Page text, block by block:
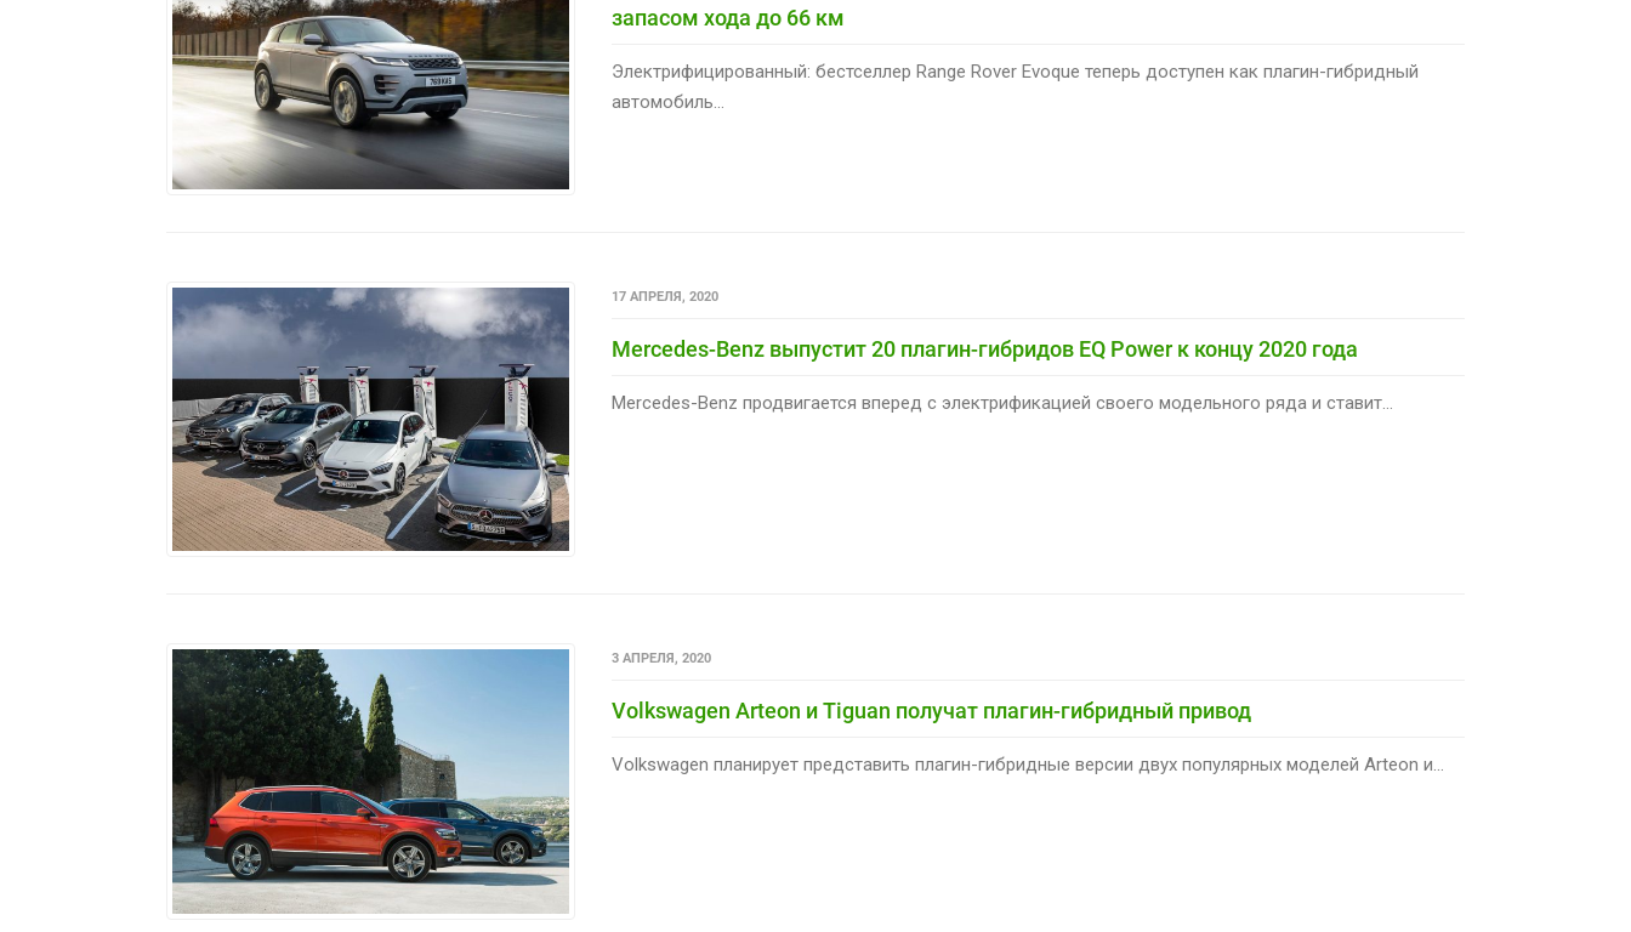
запасом хода до 66 км
Электрифицированный: бестселлер Range Rover Evoque теперь доступен как плагин-гибридный
автомобиль...
17 АПРЕЛЯ, 2020
Mercedes-Benz выпустит 20 плагин-гибридов EQ Power к концу 2020 года
Mercedes-Benz продвигается вперед с электрификацией своего модельного ряда и ставит...
3 АПРЕЛЯ, 2020
Volkswagen Arteon и Tiguan получат плагин-гибридный привод
Volkswagen планирует представить плагин-гибридные версии двух популярных моделей Arteon и...